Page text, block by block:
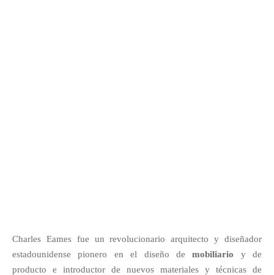
Charles Eames fue un revolucionario arquitecto y diseñador
estadounidense pionero en el diseño demobiliario y de
producto e introductor de nuevos materiales y técnicas de